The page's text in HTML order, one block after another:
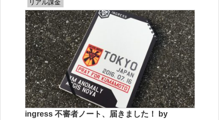
リアル課金
ingress 不審者ノート、届きました！ by